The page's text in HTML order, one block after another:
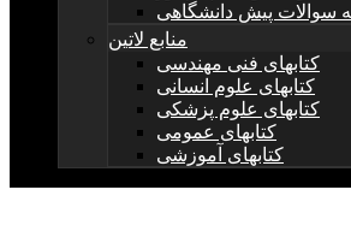
سوالات پیش دانشگاهی
منابع لاتین
کتابهای فنی مهندسی
کتابهای علوم انسانی
کتابهای علوم پزشکی
کتابهای عمومی
کتابهای آموزشی